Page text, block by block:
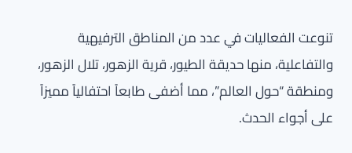
تنوعت الفعاليات في عدد من المناطق الترفيهية
والتفاعلية، منها حديقة الطيور، قرية الزهور، تلال الزهور،
ومنطقة “حول العالم”، مما أضفى طابعاً احتفالياً مميزاً
على أجواء الحدث.